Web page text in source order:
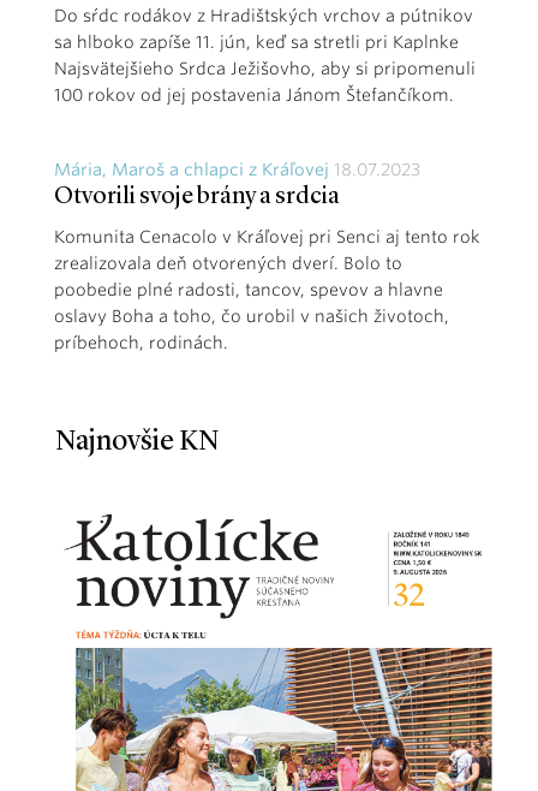
Do sŕdc rodákov z Hradištských vrchov a pútnikov
sa hlboko zapíše 11. jún, keď sa stretli pri Kaplnke
Najsvätejšieho Srdca Ježišovho, aby si pripomenuli
100 rokov od jej postavenia Jánom Štefančíkom.
Mária, Maroš a chlapci z Kráľovej 18.07.2023
Otvorili svoje brány a srdcia
Komunita Cenacolo v Kráľovej pri Senci aj tento rok
zrealizovala deň otvorených dverí. Bolo to
poobedie plné radosti, tancov, spevov a hlavne
oslavy Boha a toho, čo urobil v našich životoch,
príbehoch, rodinách.
Najnovšie KN